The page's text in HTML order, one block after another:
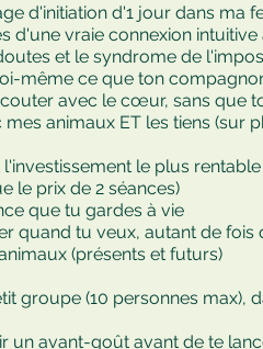
d'initiation d'1 jour dans ma
d'une vraie connexion
et le syndrome de
même ce que ton
avec le cœur, sans que
animaux ET les tiens (sur
l'investissement le plus
le prix de 2 séances)
que tu gardes à vie
quand tu veux, autant de fois
(présents et futurs)
groupe (10 personnes
un avant-goût avant de te